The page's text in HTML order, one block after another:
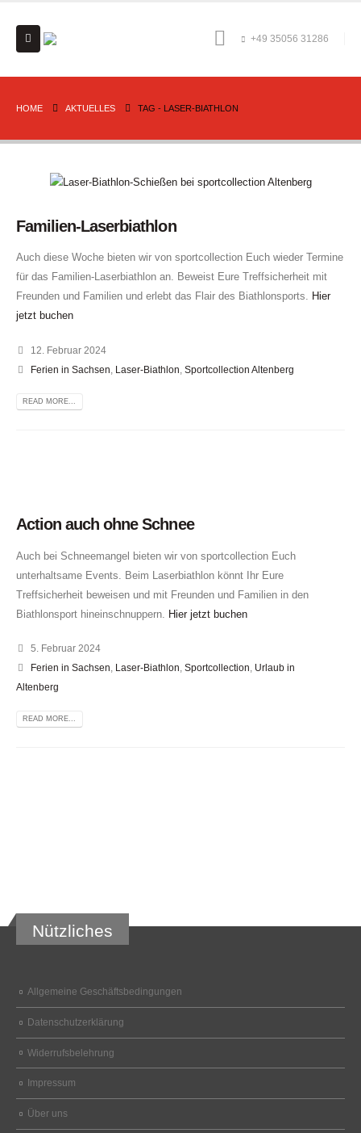
+49 35056 31286
HOME AKTUELLES TAG - LASER-BIATHLON
Familien-Laserbiathlon
Auch diese Woche bieten wir von sportcollection Euch wieder Termine
für das Familien-Laserbiathlon an. Beweist Eure Treffsicherheit mit
Freunden und Familien und erlebt das Flair des Biathlonsports. Hier
jetzt buchen
12. Februar 2024
Ferien in Sachsen
Laser-Biathlon Sportcollection Altenberg
READ MORE...
Action auch ohne Schnee
Auch bei Schneemangel bieten wir von sportcollection Euch
unterhaltsame Events. Beim Laserbiathlon könnt Ihr Eure
Treffsicherheit beweisen und mit Freunden und Familien in den
Biathlonsport hineinschnuppern. Hier jetzt buchen
5. Februar 2024
Ferien in Sachsen
Laser-Biathlon Sportcollection
Urlaub in
Altenberg
READ MORE...
Nützliches
Allgemeine Geschäftsbedingungen
Datenschutzerklärung
Widerrufsbelehrung
Impressum
Über uns